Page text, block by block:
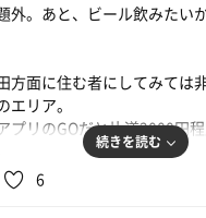
敗を喫した。
央線に乗っているくらいまで
換くらいで急に消し飛ぶ痛
体調が良くなる」薬湯。
は明らかに異質、だけど何
外。あと、ビール飲みたい
方面に住む者にしてみては
エリア。
プリのGOだと片道2000円
所でタクシーなんか捕まら
すごい。
続きを読む
6